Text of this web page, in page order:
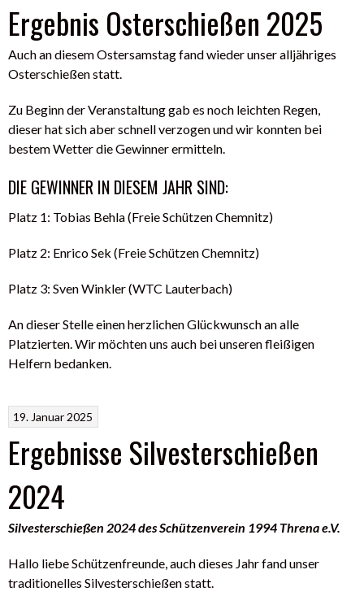
Ergebnis Osterschießen 2025
Auch an diesem Ostersamstag fand wieder unser alljähriges
Osterschießen statt.
Zu Beginn der Veranstaltung gab es noch leichten Regen,
dieser hat sich aber schnell verzogen und wir konnten bei
bestem Wetter die Gewinner ermitteln.
DIE GEWINNER IN DIESEM JAHR SIND:
Platz 1: Tobias Behla (Freie Schützen Chemnitz)
Platz 2: Enrico Sek (Freie Schützen Chemnitz)
Platz 3: Sven Winkler (WTC Lauterbach)
An dieser Stelle einen herzlichen Glückwunsch an alle
Platzierten. Wir möchten uns auch bei unseren fleißigen
Helfern bedanken.
19. Januar 2025
Ergebnisse Silvesterschießen
2024
Silvesterschießen 2024 des Schützenverein 1994 Threna e.V.
Hallo liebe Schützenfreunde, auch dieses Jahr fand unser
traditionelles Silvesterschießen statt.